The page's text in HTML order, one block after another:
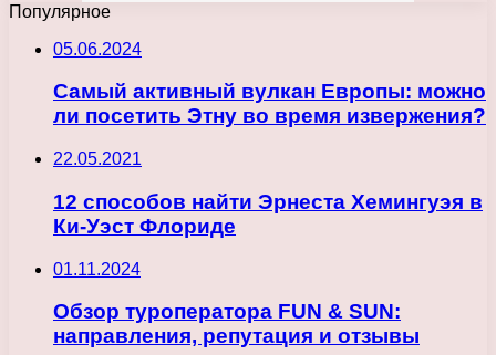
Популярное
05.06.2024
Самый активный вулкан Европы: можно
ли посетить Этну во время извержения?
22.05.2021
12 способов найти Эрнеста Хемингуэя в
Ки-Уэст Флориде
01.11.2024
Обзор туроператора FUN & SUN:
направления, репутация и отзывы